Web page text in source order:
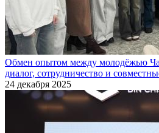
Обмен опытом между молодёжью
диалог, сотрудничество и
24 декабря 2025